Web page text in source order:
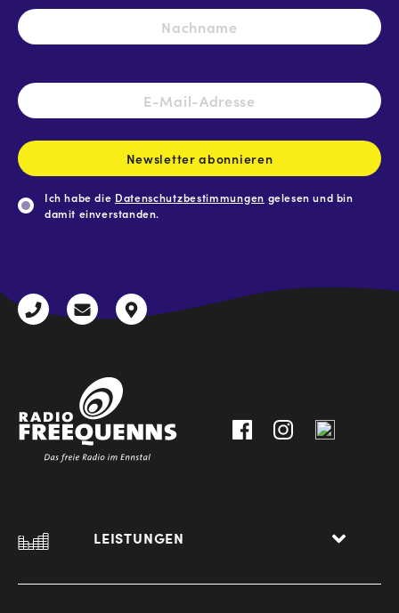
E-
Mail-
Newsletter abonnieren
Ich habe die Datenschutzbestimmungen gelesen und bin
damit einverstanden.
+43
radio@freequenns.at
Kulturhausstraße
LEISTUNGEN